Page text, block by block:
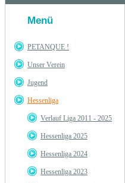
Menü
PETANQUE !
Unser Verein
Jugend
Hessenliga
Verlauf Liga 2011 - 2025
Hessenliga 2025
Hessenliga 2024
Hessenliga 2023